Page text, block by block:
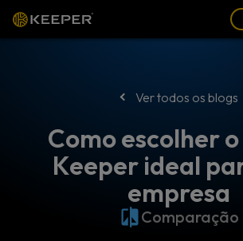
Ver todos os blogs
Como escolher
Keeper ideal
empresa
Comparação